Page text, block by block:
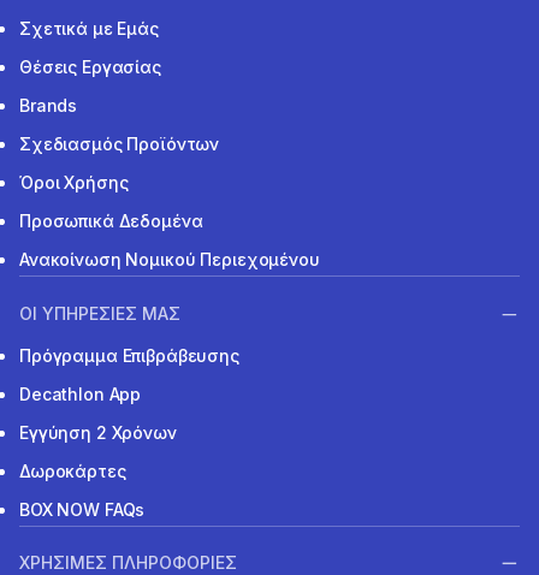
Σχετικά με Εμάς
Θέσεις Εργασίας
Brands
Σχεδιασμός Προϊόντων
Όροι Χρήσης
Προσωπικά Δεδομένα
Ανακοίνωση Νομικού Περιεχομένου
ΟΙ ΥΠΗΡΕΣΙΕΣ ΜΑΣ
Πρόγραμμα Επιβράβευσης
Decathlon App
Εγγύηση 2 Χρόνων
Δωροκάρτες
BOX NOW FAQs
ΧΡΗΣΙΜΕΣ ΠΛΗΡΟΦΟΡΙΕΣ